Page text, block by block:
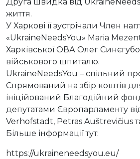
Друга швидка від
життя.
У Харкові її зустрічали Член
«UkraineNeedsYou» Maria
Харківської ОВА Олег
військового шпиталю.
UkraineNeedsYou – спільний
Спрямований на збір коштів
ініційований Благодійний
депутатами Європарламенту
Verhofstadt, Petras Auštrevičius
Більше інформації тут:
https://ukraineneedsyou.eu/